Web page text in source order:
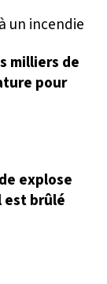
milliers de
pour
explose
est brûlé